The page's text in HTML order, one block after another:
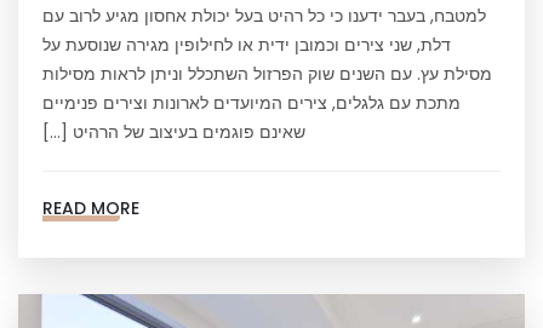
למטבח, בעבר ידענו כי כל רהיט בעל יכולת אחסון מגיע לרוב עם
דלת, שני צירים וכמובן ידית או לחילופין מגירה שנוסעת על
מסילת עץ. עם השנים שוק הפרזול השתכלל וניתן לראות מסילות
מתכת עם גלגלים, צירים המיועדים לארונות וצירים פנימיים
שאינם פוגמים בעיצוב של הרהיט […]
READ MORE